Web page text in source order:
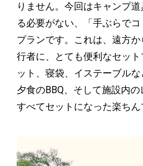
りません。今回はキャンプ
る必要がない、「手ぶらで
プランです。これは、遠方
行者に、とても便利なセッ
ット、寝袋、イステーブル
夕食のBBQ、そして施設内の
すべてセットになった楽ちん